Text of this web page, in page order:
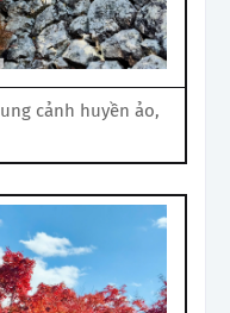
cảnh huyền ảo,